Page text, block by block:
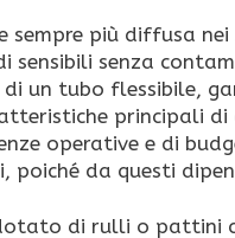
sempre più diffusa
senza
un tubo flessibile,
principali di
operative e di
poiché da questi
di rulli o pattini